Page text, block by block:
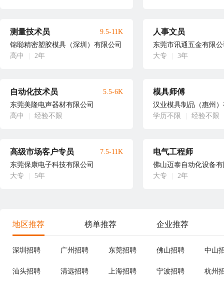
测量技术员
锦聪精密塑胶模具（深圳）有限公司
高中
2年
9.5-11K 人事文员
东莞市讯通五金有限
大专
3年
自动化技术员
东莞美隆电声器材有限公司
高中
经验不限
5.5-6K 模具师傅
汉业模具制品（惠州
学历不限
经验不限
高级市场客户专员
东莞保康电子科技有限公司
大专
5年
7.5-11K 电气工程师
佛山迈泰自动化设备
大专
2年
地区推荐 榜单推荐 企业推荐
深圳招聘 广州招聘 东莞招聘 佛山招聘 中山
汕头招聘 清远招聘 上海招聘 宁波招聘 杭州